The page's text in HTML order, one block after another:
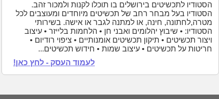
הסטודיו לתכשיטים בירושלים בו תוכלו לקנות ולמכור זהב.
הסטודיו בעל מבחר רחב של תכשיטים מיוחדים ומעוצבים לכל
מטרה,לחתונה, חינה, או למתנה לגבר או אישה. בשירותי
הסטודיו: • שיבוץ יהלומים ואבני חן • הלחמות בלייזר • עיצוב
ויצור תכשיטים • תיקון תכשיטים אומנותיים • ציפוי רודיום •
חריטות על תכשיטים • עיצוב שמות • חידוש תכשיטים...
לעמוד העסק - לחץ כאן!